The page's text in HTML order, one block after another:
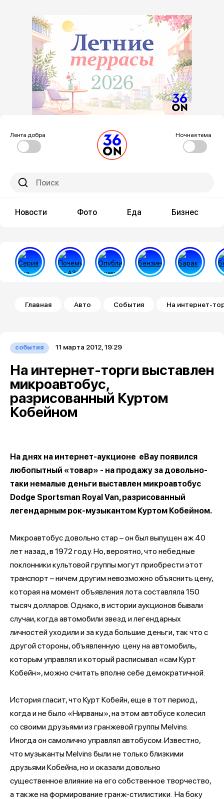
Лента добра Ночная тема
Новости Фото Еда Бизнес
Строка навигации
Главная Авто События На интернет-
события 11 марта 2012, 19:29
На интернет-торги выставлен
микроавтобус,
разрисованный Куртом
Кобейном
На днях на интернет-аукционе eBay появился
любопытный «товар» - на продажу за довольно-
таки немалые деньги выставлен микроавтобус
Dodge Sportsman Royal Van, разрисованный
легендарным рок-музыкантом Куртом Кобейном.
Микроавтобус довольно стар – он был выпущен аж 40
лет назад, в 1972 году. Но, вероятно, что небедные
поклонники культовой группы могут приобрести этот
транспорт – ничем другим невозможно объяснить цену,
которая на момент объявления лота составляла 150
тысяч долларов. Однако, в истории аукционов бывали
случаи, когда автомобили звезд и легендарных
личностей уходили и за куда большие деньги, так что с
другой стороны, объявленную цену на автомобиль,
которым управлял и который расписывал «сам Курт
Кобейн», можно считать вполне себе демократичной.
История гласит, что Курт Кобейн, еще в тот период,
когда и не было «Нирваны», на этом автобусе колесил
со своими друзьями из гранжевой группы Melvins.
Иногда он самолично управлял автобусом. Известно,
что музыканты Melvins были не только близкими
друзьями Кобейна, но и оказали довольно
существенное влияние на его собственное творчество,
а также на формирование гранж-стилистики. На боку